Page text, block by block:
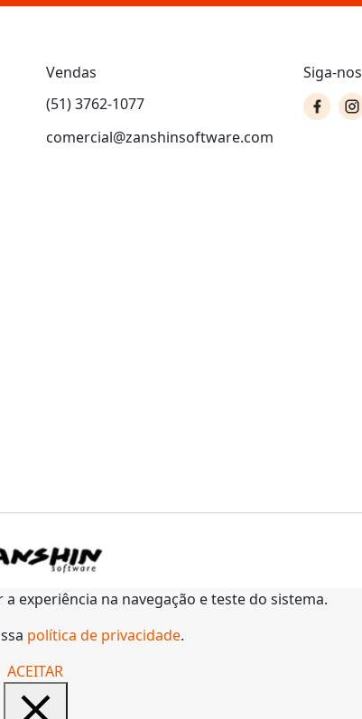
Vendas
(51) 3762-1077
comercial@zanshinsoftware.com
Siga-nos
experiência na navegação e teste do sistema.
política de privacidade.
ACEITAR